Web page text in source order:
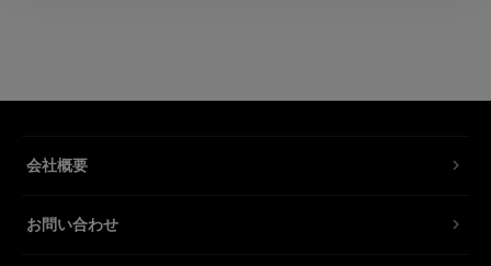
ストリップライトは、ぼんやりとした減光部の細
の場合、シャープな輪郭の完全に均一なハイライ
会社概要
お問い合わせ